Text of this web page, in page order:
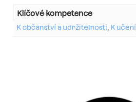
Klíčové kompetence
K občanství a udržitelnosti, K učení